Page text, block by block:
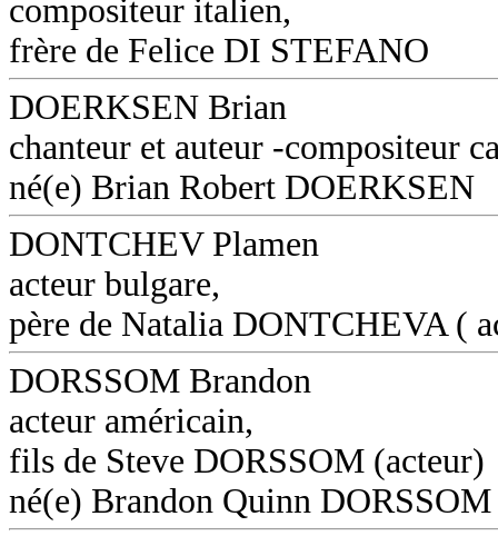
compositeur italien,
frère de Felice DI STEFANO
DOERKSEN Brian
chanteur et auteur -compositeur
né(e) Brian Robert DOERKSEN
DONTCHEV Plamen
acteur bulgare,
père de Natalia DONTCHEVA (
DORSSOM Brandon
acteur américain,
fils de Steve DORSSOM (acteur)
né(e) Brandon Quinn DORSSOM